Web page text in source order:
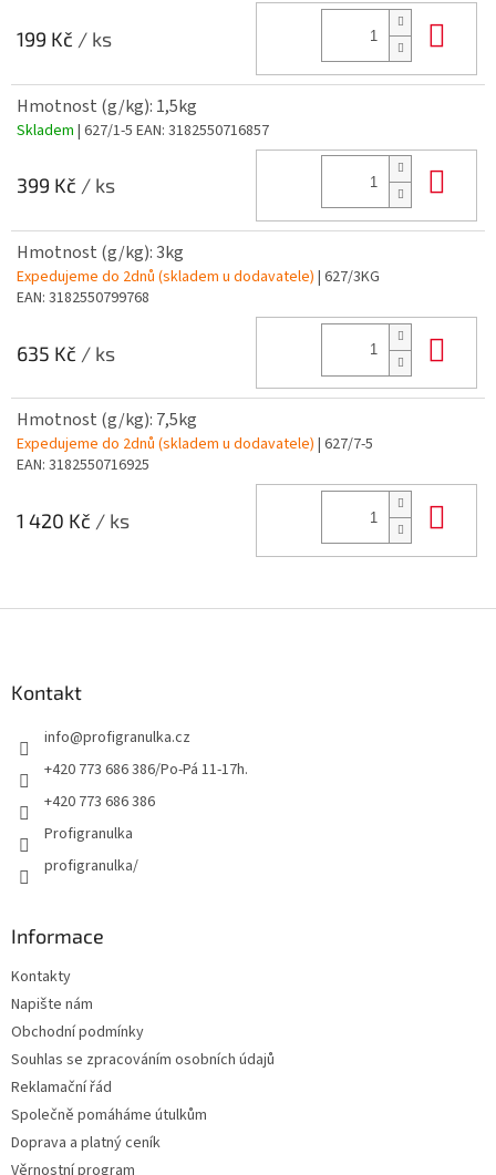
199 Kč / ks
Hmotnost (g/kg): 1,5kg
Skladem | 627/1-5 EAN: 3182550716857
399 Kč / ks
Hmotnost (g/kg): 3kg
Expedujeme do 2dnů (skladem u dodavatele) | 627/3KG
EAN: 3182550799768
635 Kč / ks
Hmotnost (g/kg): 7,5kg
Expedujeme do 2dnů (skladem u dodavatele) | 627/7-5
EAN: 3182550716925
1 420 Kč / ks
Kontakt
info@profigranulka.cz
+420 773 686 386/Po-Pá 11-17h.
+420 773 686 386
Profigranulka
profigranulka/
Informace
Kontakty
Napište nám
Obchodní podmínky
Souhlas se zpracováním osobních údajů
Reklamační řád
Společně pomáháme útulkům
Doprava a platný ceník
Věrnostní program